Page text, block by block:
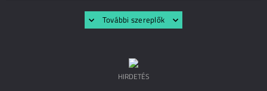
További szereplők
HIRDETÉS